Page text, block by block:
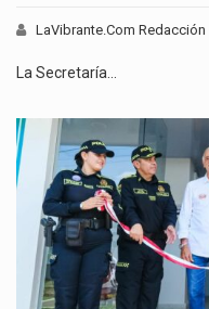
LaVibrante.Com Redacción
La Secretaría…